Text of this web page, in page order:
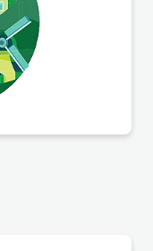
und
der
aber auch die